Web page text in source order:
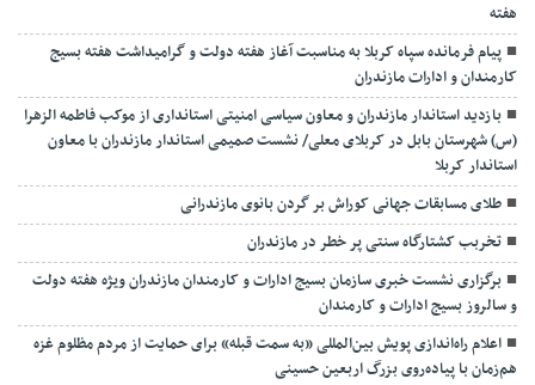
هفته
پیام فرمانده سپاه کربلا به مناسبت آغاز هفته دولت و گرامیداشت هفته بسیج
کارمندان و ادارات مازندران
بازدید استاندار مازندران و معاون سیاسی امنیتی استانداری از موکب فاطمه الزهرا
(س) شهرستان بابل در کربلای معلی/ نشست صمیمی استاندار مازندران با معاون
استاندار کربلا
طلای مسابقات جهانی کوراش بر گردن بانوی مازندرانی
تخربب کشتارگاه سنتی پر خطر در مازندران
برگزاری نشست خبری سازمان بسیج ادارات و کارمندان مازندران ویژه هفته دولت
و سالروز بسیج ادارات و کارمندان
اعلام راه‌اندازی پویش بین‌المللی «به سمت قبله» برای حمایت از مردم مظلوم غزه
هم‌زمان با پیاده‌روی بزرگ اربعین حسینی